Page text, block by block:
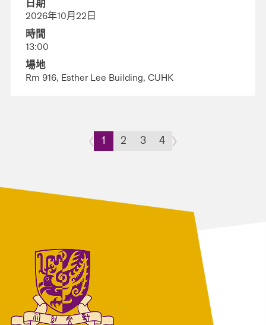
日期
2026年10月22日
時間
13:00
場地
Rm 916, Esther Lee Building, CUHK
1 2 3 4